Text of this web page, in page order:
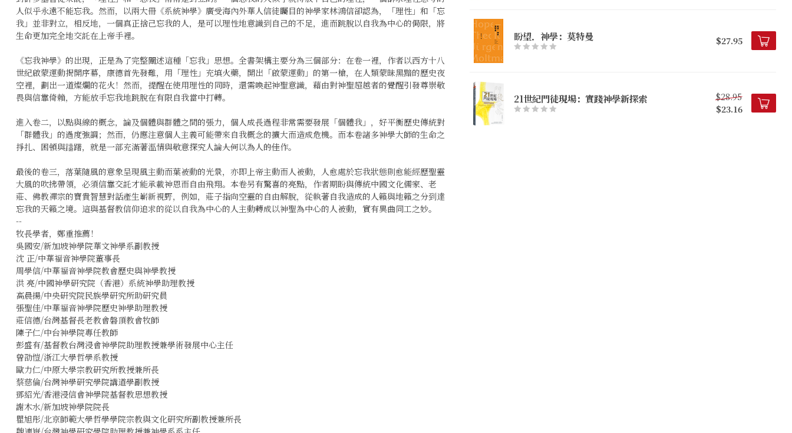
人似乎永遠不能忘我。然而，以兩大冊《系統神學》廣受海內外華人信徒矚目的神學家林鴻信卻認為，「理性」和「忘
我」並非對立，相反地，一個真正捨己忘我的人，是可以理性地意識到自己的不足，進而跳脫以自我為中心的侷限，將
生命更加完全地交託在上帝手裡。
《忘我神學》的出現，正是為了完整闡述這種「忘我」思想。全書架構主要分為三個部分：在卷一裡，作者以西方十八
世紀啟蒙運動揭開序幕，康德首先發難，用「理性」充填火藥，開出「啟蒙運動」的第一槍，在人類蒙昧黑黯的歷史夜
空裡，劃出一道燦爛的花火！然而，提醒在使用理性的同時，還需喚起神聖意識，藉由對神聖超越者的覺醒引發尊崇敬
畏與信靠倚賴，方能放手忘我地跳脫在有限自我當中打轉。
進入卷二，以點與線的概念，論及個體與群體之間的張力，個人成長過程非常需要發展「個體我」，好平衡歷史傳統對
「群體我」的過度強調；然而，仍應注意個人主義可能帶來自我概念的擴大而造成危機。而本卷諸多神學大師的生命之
掙扎、困頓與躊躇，就是一部充滿著溫情與敬意探究人論――人何以為人――的佳作。
最後的卷三，落葉隨風的意象呈現風主動而葉被動的光景，亦即上帝主動而人被動，人愈處於忘我狀態則愈能經歷聖靈
大風的吹拂帶領，必須信靠交託才能承載神恩而自由飛翔。本卷另有驚喜的亮點，作者期盼與傳統中國文化――儒家、老
莊、佛教禪宗的寶貴智慧對話產生嶄新視野，例如，莊子指向空靈的自由解脫，從執著自我造成的人籟與地籟之分到達
忘我的天籟之境。這與基督教信仰追求的從以自我為中心的人主動轉成以神聖為中心的人被動，實有異曲同工之妙。
--
牧長學者，鄭重推薦！
吳國安/新加坡神學院華文神學系副教授
沈 正/中華福音神學院董事長
周學信/中華福音神學院教會歷史與神學教授
洪 亮/中國神學研究院（香港）系統神學助理教授
高晨揚/中央研究院民族學研究所助研究員
張聖佳/中華福音神學院歷史神學助理教授
莊信德/台灣基督長老教會磐頂教會牧師
陳子仁/中台神學院專任教師
彭盛有/基督教台灣浸會神學院助理教授兼學術發展中心主任
曾劭愷/浙江大學哲學系教授
歐力仁/中原大學宗教研究所教授兼所長
蔡慈倫/台灣神學研究學院講道學副教授
鄧紹光/香港浸信會神學院基督教思想教授
謝木水/新加坡神學院院長
瞿旭彤/北京師範大學哲學學院宗教與文化研究所副教授兼所長
盼望．神學：莫特曼 $27.95
21世紀門徒現場：實踐神學新探索
$28.95
$23.16